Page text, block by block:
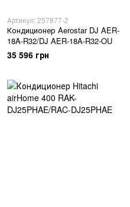
Артикул: 257877-2
Кондиционер Aerostar DJ AER-
18A-R32/DJ AER-18A-R32-OU
35 596 грн